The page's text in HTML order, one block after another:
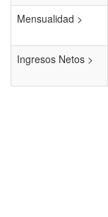
Mensualidad >
Ingresos Netos >